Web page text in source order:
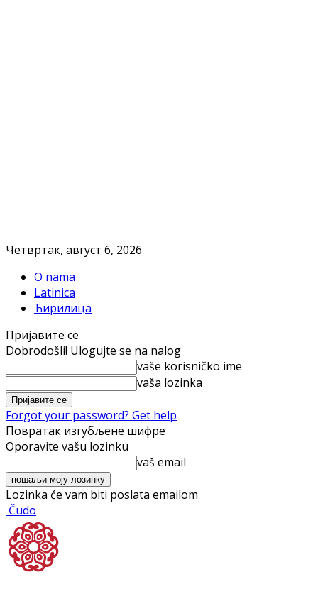
Четвртак, август 6, 2026
O nama
Latinica
Ћирилица
Пријавите се
Dobrodošli! Ulogujte se na nalog
vaše korisničko ime
vaša lozinka
Forgot your password? Get help
Повратак изгубљене шифре
Oporavite vašu lozinku
vaš email
Lozinka će vam biti poslata emailom
Čudo